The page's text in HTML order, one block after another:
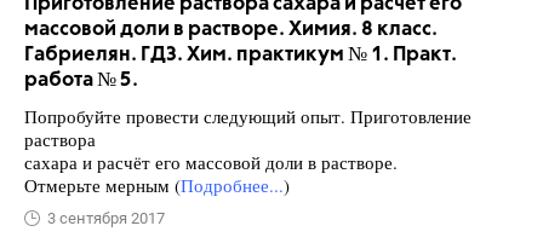
массовой доли в растворе. Химия. 8 класс.
Габриелян. ГДЗ. Хим. практикум № 1. Практ.
работа № 5.
Попробуйте провести следующий опыт. Приготовление
раствора
сахара и расчёт его массовой доли в растворе.
Отмерьте мерным (Подробнее...)
3 сентября 2017